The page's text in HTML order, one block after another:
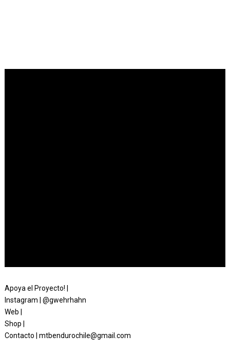
Apoya el Proyecto! |
Instagram | @gwehrhahn
Web |
Shop |
Contacto | mtbendurochile@gmail.com